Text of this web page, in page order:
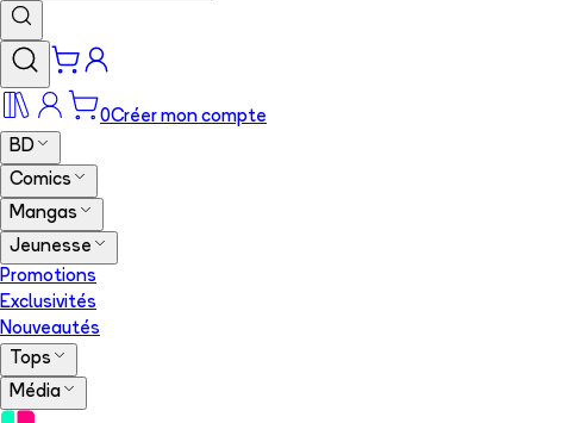
0Créer mon compte
BD
Comics
Mangas
Jeunesse
Promotions
Exclusivités
Nouveautés
Tops
Média